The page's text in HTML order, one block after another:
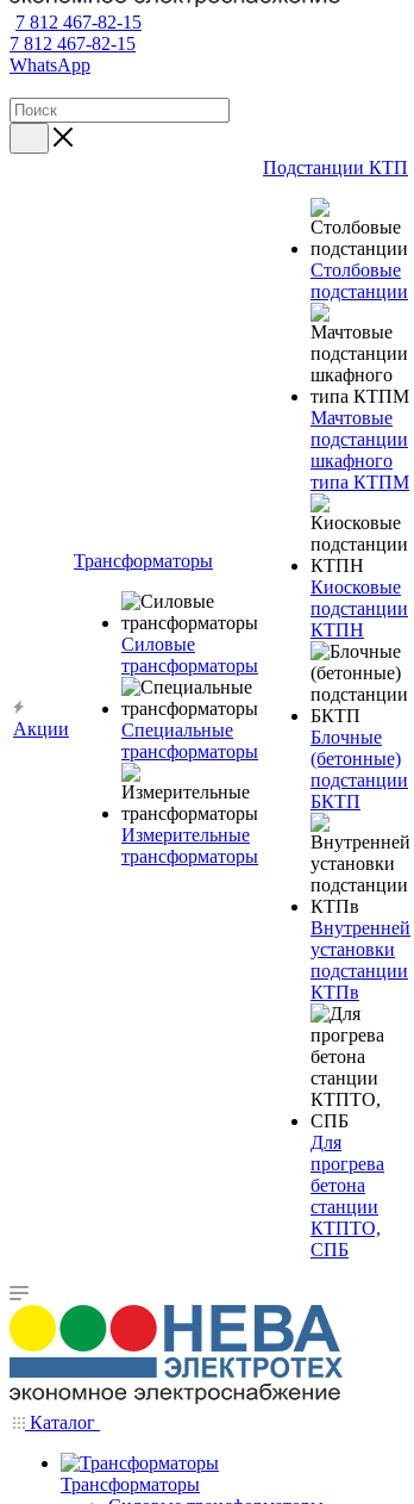
7 812 467-82-15
7 812 467-82-15
WhatsApp
Акции
Трансформаторы
Силовые
трансформаторы
Специальные
трансформаторы
Измерительные
трансформаторы
Подстанции КТП
Столбовые
подстанции
Мачтовые
подстанции
шкафного
типа КТПМ
Киосковые
подстанции
КТПН
Блочные
(бетонные)
подстанции
БКТП
Внутренней
установки
подстанции
КТПв
Для
прогрева
бетона
станции
КТПТО,
СПБ
Каталог
Трансформаторы